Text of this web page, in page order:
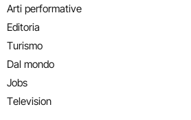
Arti performative
Editoria
Turismo
Dal mondo
Jobs
Television